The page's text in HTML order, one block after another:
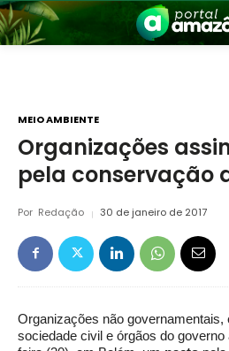
Amazônia
MEIO AMBIENTE
Organizações
pela conservação
Por Redação 30 de janeiro de 2017
Organizações não
sociedade civil e órgãos do